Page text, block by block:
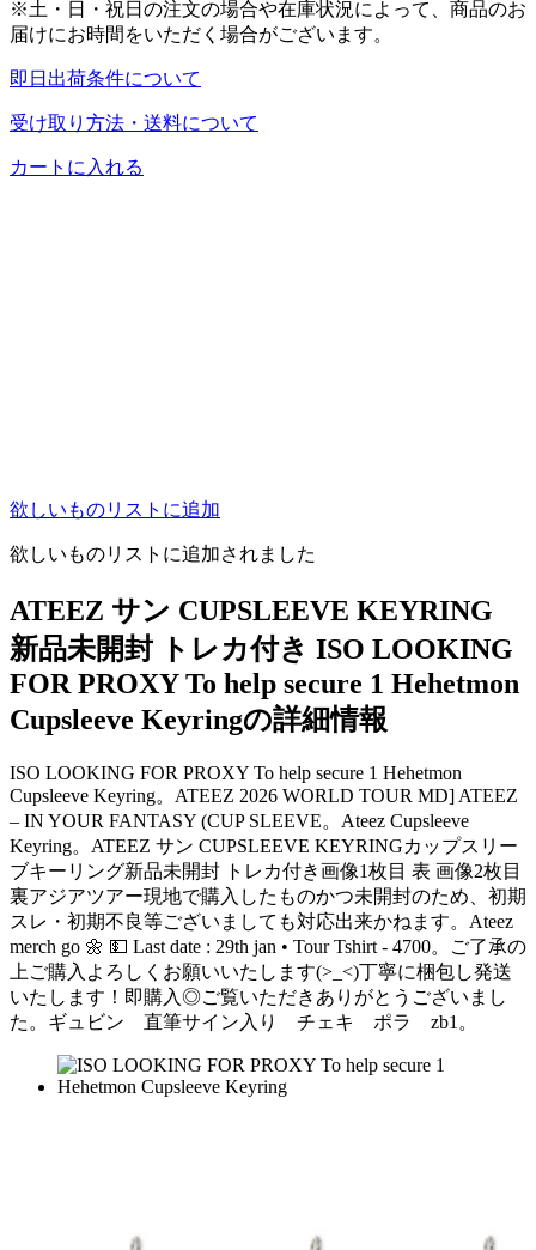
※土・日・祝日の注文の場合や在庫状況によって、商品のお
届けにお時間をいただく場合がございます。
即日出荷条件について
受け取り方法・送料について
カートに入れる
欲しいものリストに追加
欲しいものリストに追加されました
ATEEZ サン CUPSLEEVE KEYRING
新品未開封 トレカ付き ISO LOOKING
FOR PROXY To help secure 1 Hehetmon
Cupsleeve Keyringの詳細情報
ISO LOOKING FOR PROXY To help secure 1 Hehetmon
Cupsleeve Keyring。ATEEZ 2026 WORLD TOUR MD] ATEEZ
– IN YOUR FANTASY (CUP SLEEVE。Ateez Cupsleeve
Keyring。ATEEZ サン CUPSLEEVE KEYRINGカップスリー
ブキーリング新品未開封 トレカ付き画像1枚目 表 画像2枚目
裏アジアツアー現地で購入したものかつ未開封のため、初期
スレ・初期不良等ございましても対応出来かねます。Ateez
merch go 🌼 💵 Last date : 29th jan • Tour Tshirt - 4700。ご了承の
上ご購入よろしくお願いいたします(>_<)丁寧に梱包し発送
いたします！即購入◎ご覧いただきありがとうございまし
た。ギュビン 直筆サイン入り チェキ ポラ zb1。